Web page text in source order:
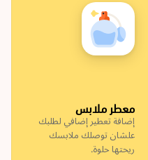
معطر ملابس
إضافة تعطير إضافي لطلبك
علشان توصلك ملابسك
ريحتها حلوة.